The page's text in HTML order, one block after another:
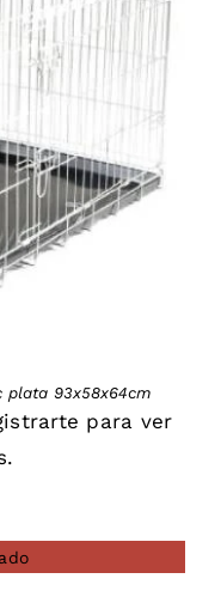
plata 93x58x64cm
para ver